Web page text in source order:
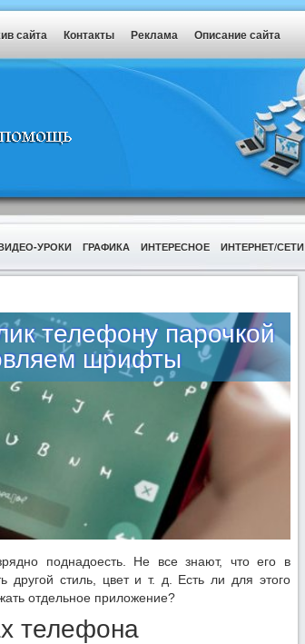
сайта Контакты Реклама Описание сайта
УРОКИ ГРАФИКА ИНТЕРЕСНОЕ ИНТЕРНЕТ/СЕТИ
телефону парочкой
шрифты
поднадоесть. Не все знают, что его в
другой стиль, цвет и т. д. Есть ли для этого
отдельное приложение?
телефона